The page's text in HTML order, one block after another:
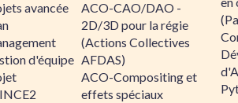
avancée
d'équipe
ACO-CAO/DAO -
2D/3D pour la régie
(Actions Collectives
AFDAS)
ACO-Compositing et
effets spéciaux